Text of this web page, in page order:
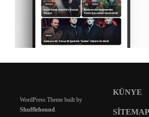
WordPress Theme built by
Shufflehound.
KÜNYE
SITEMAP